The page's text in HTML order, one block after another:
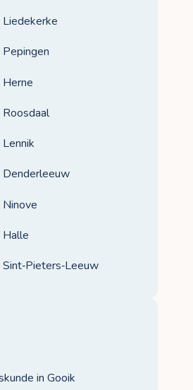
Liedekerke
Herne
Roosdaal
Denderleeuw
Ninove
Halle
in Gooik